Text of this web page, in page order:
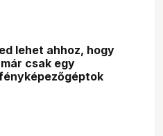
lehet ahhoz, hogy
csak egy